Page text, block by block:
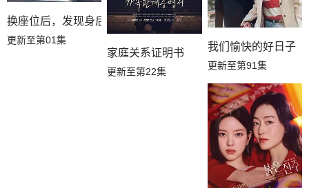
换座位后，发现身后的男生好像喜欢我
更新至第01集
家庭关系证明书
更新至第22集
我们愉快的好日子
更新至第91集